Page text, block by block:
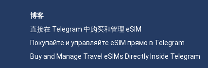
博客
直接在 Telegram 中购买和管理 eSIM
Покупайте и управляйте eSIM прямо в Telegram
Buy and Manage Travel eSIMs Directly Inside Telegram